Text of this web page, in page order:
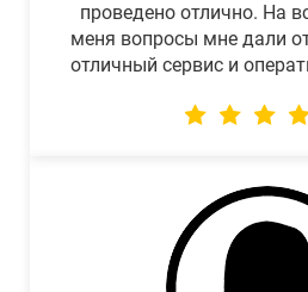
проведено отлично. На
меня вопросы мне дали
отличный сервис и